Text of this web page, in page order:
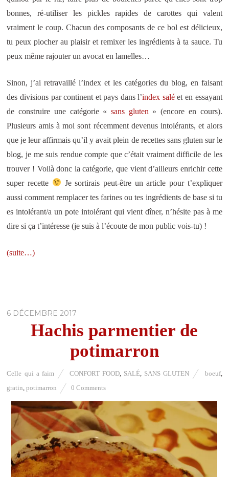
bonnes, ré-utiliser les pickles rapides de carottes qui valent
vraiment le coup. Chacun des composants de ce bol est délicieux,
tu peux piocher au plaisir et remixer les ingrédients à ta sauce. Tu
peux même rajouter un avocat en lamelles…
Sinon, j’ai retravaillé l’index et les catégories du blog, en faisant
des divisions par continent et pays dans l’index saléet en essayant
de construire une catégorie « sans gluten » (encore en cours).
Plusieurs amis à moi sont récemment devenus intolérants, et alors
que je leur affirmais qu’il y avait plein de recettes sans gluten sur le
blog, je me suis rendue compte que c’était vraiment difficile de les
trouver ! Voilà donc la catégorie, que vient d’ailleurs enrichir cette
super recette
Je sortirais peut-être un article pour t’expliquer
aussi comment remplacer tes farines ou tes ingrédients de base si tu
es intolérant/a un pote intolérant qui vient dîner, n’hésite pas à me
dire si ça t’intéresse (je suis à l’écoute de mon public vois-tu) !
(suite…)
6 DÉCEMBRE 2017
Hachis parmentier de
potimarron
Celle qui a faim CONFORT FOOD SALÉ SANS GLUTEN boeuf,
gratin ,potimarron 0 Comments